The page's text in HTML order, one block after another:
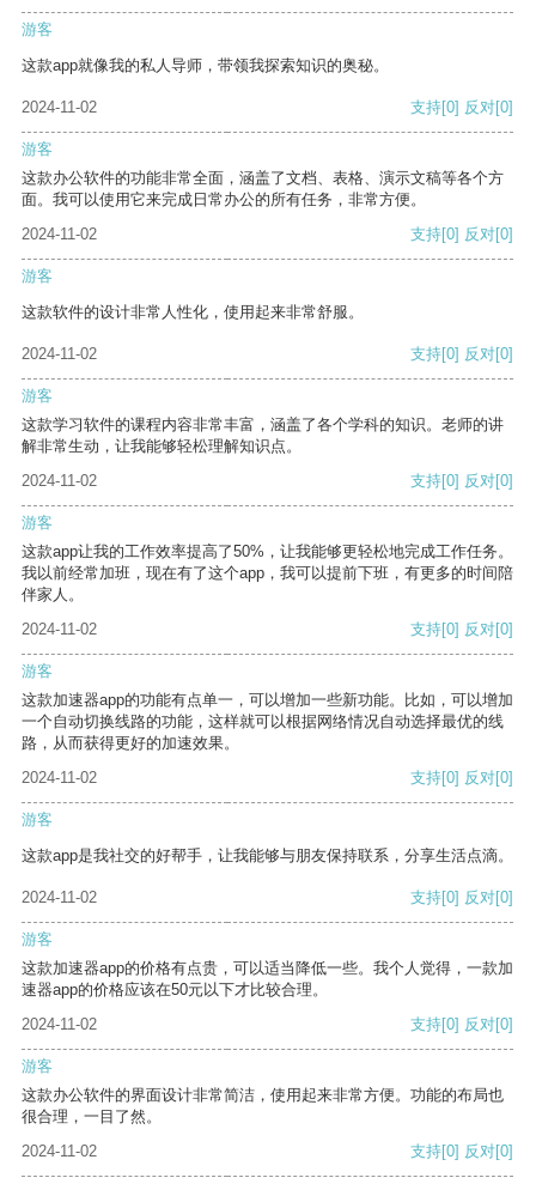
游客
这款app就像我的私人导师，带领我探索知识的奥秘。
2024-11-02 支持[0] 反对[0]
游客
这款办公软件的功能非常全面，涵盖了文档、表格、演示文稿等各个方
面。我可以使用它来完成日常办公的所有任务，非常方便。
2024-11-02
支持[0] 反对[0]
游客
这款软件的设计非常人性化，使用起来非常舒服。
2024-11-02 支持[0] 反对[0]
游客
这款学习软件的课程内容非常丰富，涵盖了各个学科的知识。老师的讲
解非常生动，让我能够轻松理解知识点。
2024-11-02
支持[0] 反对[0]
游客
这款app让我的工作效率提高了50%，让我能够更轻松地完成工作任务。
我以前经常加班，现在有了这个app，我可以提前下班，有更多的时间陪
伴家人。
2024-11-02
支持[0] 反对[0]
游客
这款加速器app的功能有点单一，可以增加一些新功能。比如，可以增加
一个自动切换线路的功能，这样就可以根据网络情况自动选择最优的线
路，从而获得更好的加速效果。
2024-11-02
支持[0] 反对[0]
游客
这款app是我社交的好帮手，让我能够与朋友保持联系，分享生活点滴。
2024-11-02 支持[0] 反对[0]
游客
这款加速器app的价格有点贵，可以适当降低一些。我个人觉得，一款加
速器app的价格应该在50元以下才比较合理。
2024-11-02
支持[0] 反对[0]
游客
这款办公软件的界面设计非常简洁，使用起来非常方便。功能的布局也
很合理，一目了然。
2024-11-02
支持[0] 反对[0]